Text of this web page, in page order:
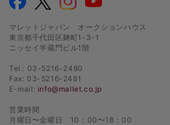
マレットジャパン オークションハウス
東京都千代田区麹町1-3-1
ニッセイ半蔵門ビル1階
Tel.: 03-5216-2480
Fax: 03-5216-2481
E-mail: info@mallet.co.jp
営業時間
月曜日〜金曜日 10：00〜18：00